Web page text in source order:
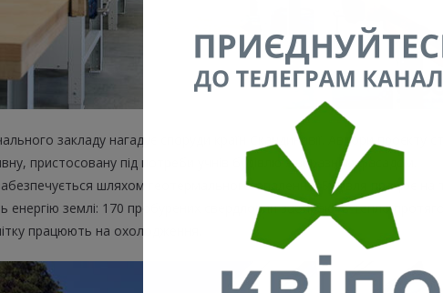
закладу нагадує споруди країн Скандинавії. Автори проєкту
пристосовану під потреби учнів будівлю з виразним фасадом.
шляхом геотермального опалення. Будівля працює на
землі: 170 пробурених свердловин забирають тепло
працюють на охолодження.